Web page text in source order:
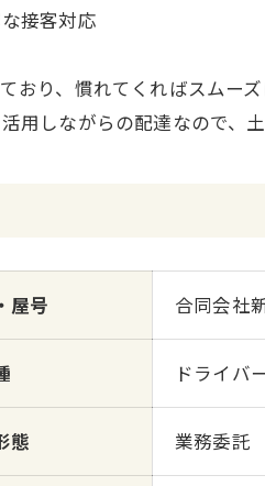
接客対応
おり、慣れてくればスムーズ
用しながらの配達なので、
屋号 合同会社
ドライバ
態 業務委託